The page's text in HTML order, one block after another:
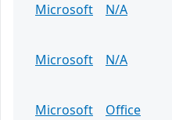
Microsoft
N/A
Microsoft
N/A
Microsoft
Office